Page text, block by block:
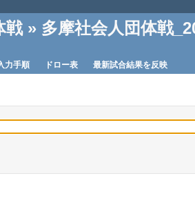
戦» 多摩社会人団体戦
力手順 ドロー表 最新試合結果を反映